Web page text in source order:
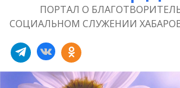
ПОРТАЛ О
СОЦИАЛЬНОМ СЛУЖЕНИИ